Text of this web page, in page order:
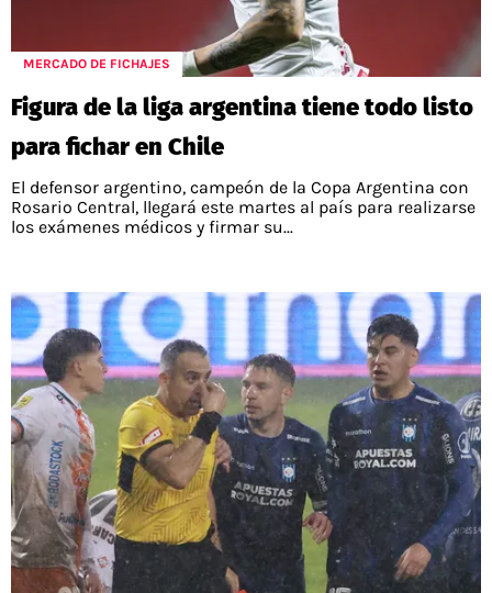
MERCADO DE FICHAJES
Figura de la liga argentina tiene todo listo
para fichar en Chile
El defensor argentino, campeón de la Copa Argentina con
Rosario Central, llegará este martes al país para realizarse
los exámenes médicos y firmar su...